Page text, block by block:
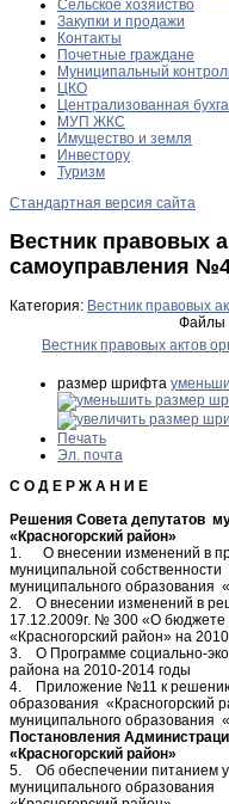
Сельское хозяйство
Закупки и продажи
Контакты
Почетные граждане
Муниципальный
ЦКО
Централизованная
МУП ЖКС
Имущество и земля
Инвестору
Туризм
Стандартная версия сайта
Вестник правовых
самоуправления
Категория: Вестник правовых
Файлы
Вестник правовых актов
размер шрифта
Печать
Эл. почта
С О Д Е Р Ж А Н И Е
Решения Совета депутатов
«Красногорский район»
1. О внесении изменений в
муниципальной собственности
муниципального образования
2. О внесении изменений в
17.12.2009г. № 300 «О бюджете
«Красногорский район» на
3. О Программе социально-
района на 2010-2014 годы
4. Приложение №11 к решению
образования «Красногорский
муниципального образования
Постановления
«Красногорский район»
5. Об обеспечении питанием
муниципального образования